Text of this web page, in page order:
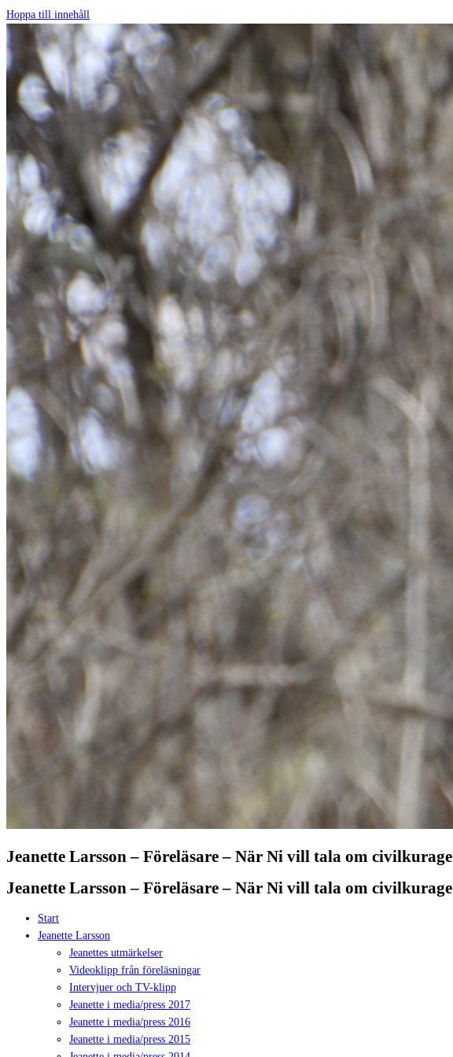
Hoppa till innehåll
Jeanette Larsson – Föreläsare – När Ni vill tala om civilkurage
Jeanette Larsson – Föreläsare – När Ni vill tala om civilkurage
Start
Jeanette Larsson
Jeanettes utmärkelser
Videoklipp från föreläsningar
Intervjuer och TV-klipp
Jeanette i media/press 2017
Jeanette i media/press 2016
Jeanette i media/press 2015